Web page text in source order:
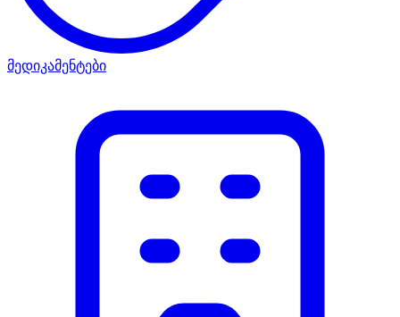
მედიკამენტები